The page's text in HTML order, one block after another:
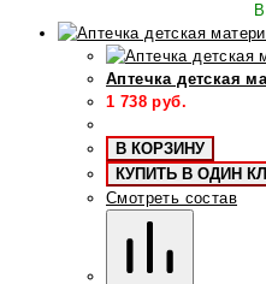
Аптечка детская
1 738 руб.
В КОРЗИНУ
КУПИТЬ В ОДИН
Смотреть состав